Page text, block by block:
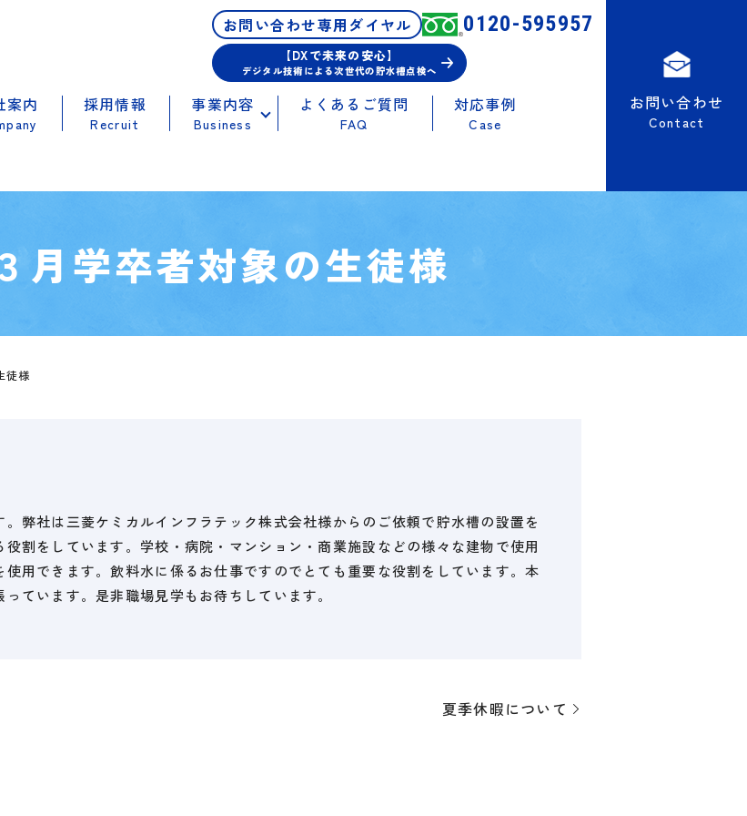
案内 採用情報
Recruit
事業内容
Business
よくあるご質問
FAQ
対応事例
Case
お問い合わせ
Contact
お問い合わせ専用ダイヤル 0120-595957
【DXで未来の安心】
デジタル技術による次世代の貯水槽点検へ
月学卒者対象の生徒様
徒様
弊社は三菱ケミカルインフラテック株式会社様からのご依頼で貯水槽の設置を
割をしています。学校・病院・マンション・商業施設などの様々な建物で使用
用できます。飲料水に係るお仕事ですのでとても重要な役割をしています。本
ています。是非職場見学もお待ちしています。
夏季休暇について